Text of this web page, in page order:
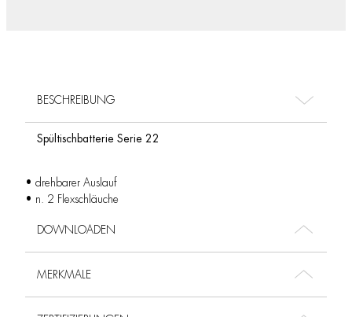
BESCHREIBUNG
Spültischbatterie Serie 22
• drehbarer Auslauf
• n. 2 Flexschläuche
DOWNLOADEN
MERKMALE